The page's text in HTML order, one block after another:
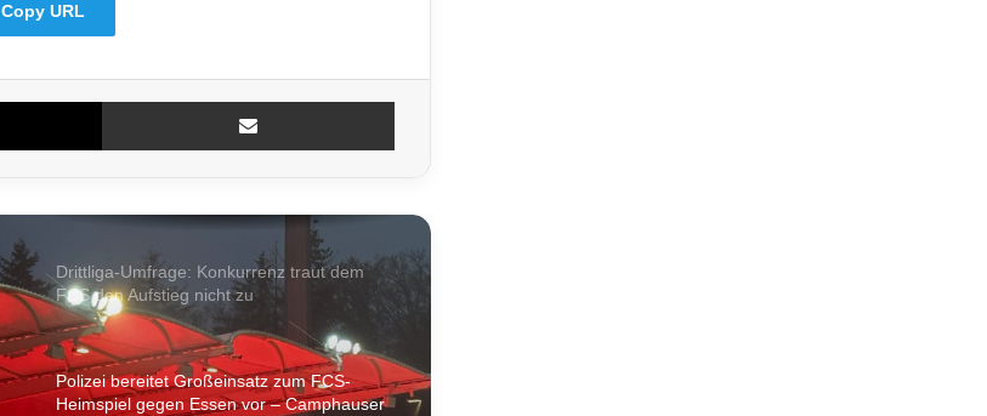
Copy URL
X
gehen gegen mutmaßliche Schleuserbande
vor
Drittliga-Umfrage: Konkurrenz traut dem
FCS den Aufstieg nicht zu
Polizei bereitet Großeinsatz zum FCS-
Heimspiel gegen Essen vor – Camphauser